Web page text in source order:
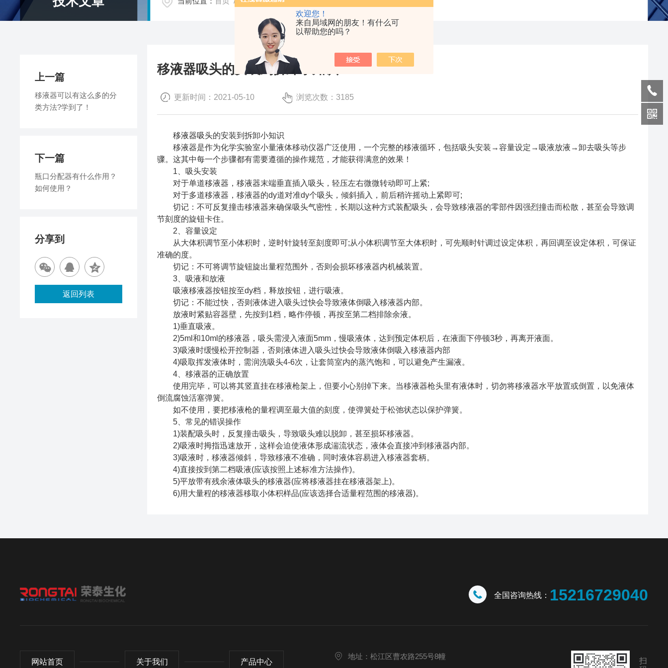
欢迎您！
来自局域网的朋友！有什么可
以帮助您的吗？
移液器吸头的安装到拆卸小知识
更新时间：2021-05-10 浏览次数：3185
移液器吸头的安装到拆卸小知识
移液器是作为化学实验室小量液体移动仪器广泛使用，一个完整的移液循环，包括吸头安装→容量设定→吸液放液→卸去吸头等步
骤。这其中每一个步骤都有需要遵循的操作规范，才能获得满意的效果！
1、吸头安装
对于单道移液器，移液器末端垂直插入吸头，轻压左右微微转动即可上紧;
对于多道移液器，移液器的dy道对准dy个吸头，倾斜插入，前后稍许摇动上紧即可;
切记：不可反复撞击移液器来确保吸头气密性，长期以这种方式装配吸头，会导致移液器的零部件因强烈撞击而松散，甚至会导致调
节刻度的旋钮卡住。
2、容量设定
从大体积调节至小体积时，逆时针旋转至刻度即可;从小体积调节至大体积时，可先顺时针调过设定体积，再回调至设定体积，可保证
准确的度。
切记：不可将调节旋钮旋出量程范围外，否则会损坏移液器内机械装置。
3、吸液和放液
吸液移液器按钮按至dy档，释放按钮，进行吸液。
切记：不能过快，否则液体进入吸头过快会导致液体倒吸入移液器内部。
放液时紧贴容器壁，先按到1档，略作停顿，再按至第二档排除余液。
1)垂直吸液。
2)5ml和10ml的移液器，吸头需浸入液面5mm，慢吸液体，达到预定体积后，在液面下停顿3秒，再离开液面。
3)吸液时缓慢松开控制器，否则液体进入吸头过快会导致液体倒吸入移液器内部
4)吸取挥发液体时，需润洗吸头4-6次，让套筒室内的蒸汽饱和，可以避免产生漏液。
4、移液器的正确放置
使用完毕，可以将其竖直挂在移液枪架上，但要小心别掉下来。当移液器枪头里有液体时，切勿将移液器水平放置或倒置，以免液体
倒流腐蚀活塞弹簧。
如不使用，要把移液枪的量程调至最大值的刻度，使弹簧处于松弛状态以保护弹簧。
5、常见的错误操作
1)装配吸头时，反复撞击吸头，导致吸头难以脱卸，甚至损坏移液器。
2)吸液时拇指迅速放开，这样会迫使液体形成湍流状态，液体会直接冲到移液器内部。
3)吸液时，移液器倾斜，导致移液不准确，同时液体容易进入移液器套柄。
4)直接按到第二档吸液(应该按照上述标准方法操作)。
5)平放带有残余液体吸头的移液器(应将移液器挂在移液器架上)。
6)用大量程的移液器移取小体积样品(应该选择合适量程范围的移液器)。
上一篇
移液器可以有这么多的分
类方法?学到了！
下一篇
瓶口分配器有什么作用？
如何使用？
分享到
返回列表
全国咨询热线： 15216729040
网站首页 关于我们 产品中心
地址：松江区曹农路255号8幢
扫